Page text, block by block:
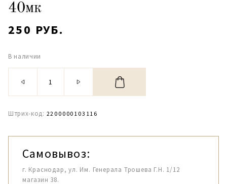
40мк
250 РУБ.
В наличии
Штрих-код: 2200000103116
Самовывоз:
г. Краснодар, ул. Им. Генерала Трошева Г.Н. 1/12
магазин 38.